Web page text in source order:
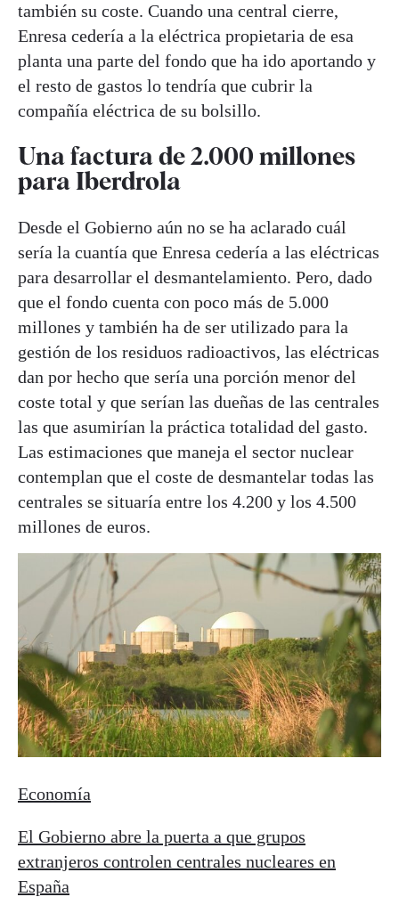
también su coste. Cuando una central cierre,
Enresa cedería a la eléctrica propietaria de esa
planta una parte del fondo que ha ido aportando y
el resto de gastos lo tendría que cubrir la
compañía eléctrica de su bolsillo.
Una factura de 2.000 millones
para Iberdrola
Desde el Gobierno aún no se ha aclarado cuál
sería la cuantía que Enresa cedería a las eléctricas
para desarrollar el desmantelamiento. Pero, dado
que el fondo cuenta con poco más de 5.000
millones y también ha de ser utilizado para la
gestión de los residuos radioactivos, las eléctricas
dan por hecho que sería una porción menor del
coste total y que serían las dueñas de las centrales
las que asumirían la práctica totalidad del gasto.
Las estimaciones que maneja el sector nuclear
contemplan que el coste de desmantelar todas las
centrales se situaría entre los 4.200 y los 4.500
millones de euros.
Economía
El Gobierno abre la puerta a que grupos
extranjeros controlen centrales nucleares en
España